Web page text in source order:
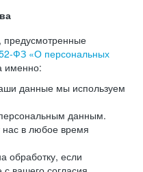
ФЗ «О персональных
именно:
данные мы используем
данным.
нас в любое время
обработку, если